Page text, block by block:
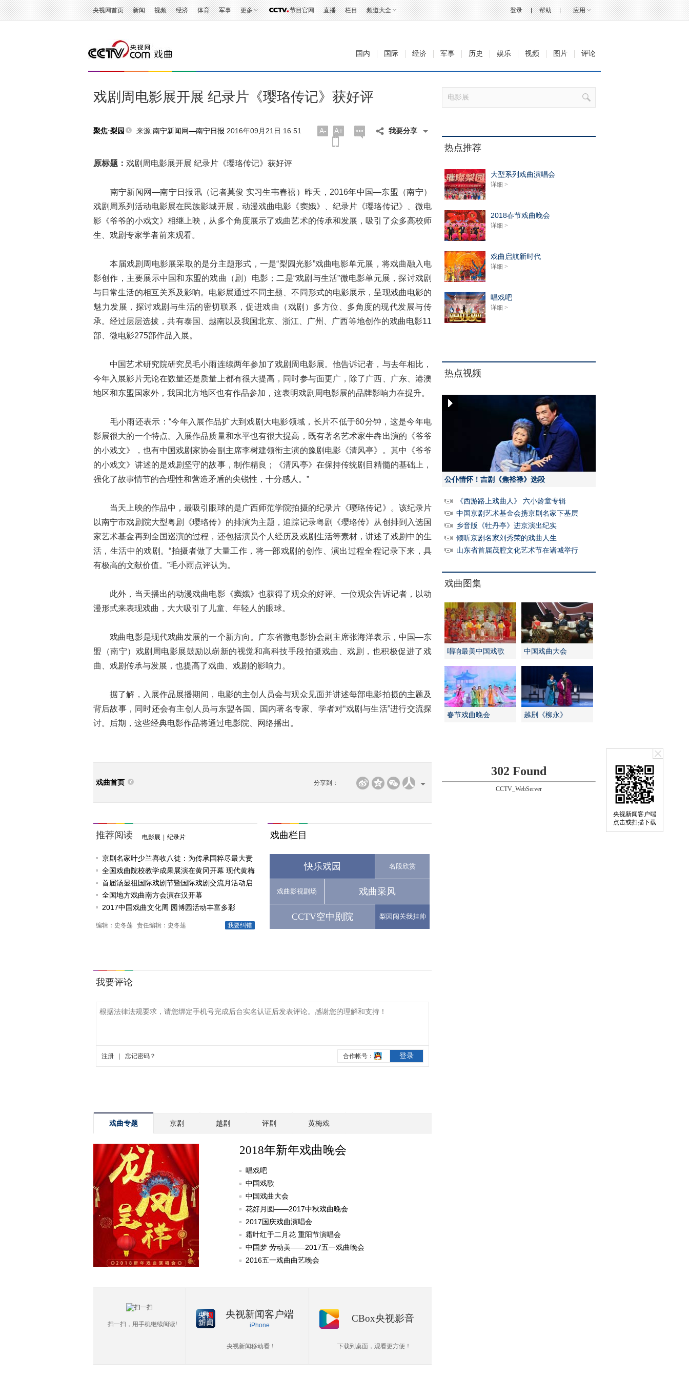
央视新闻客户端
点击或扫描下载
央视网首页 新闻 视频 经济 体育 军事 更多 节目官网 直播 栏目 频道大全 帮助 应用
登录
国内 国际 经济 军事 历史 娱乐 视频 图片 评论
戏剧周电影展开展 纪录片《璎珞传记》获好评
聚焦·梨园 来源:南宁新闻网—南宁日报 2016年09月21日 16:51 A- A+ 我要分享
原标题： 戏剧周电影展开展 纪录片《璎珞传记》获好评
南宁新闻网—南宁日报讯（记者莫俊 实习生韦春禧）昨天，2016年中国—东盟（南宁）
戏剧周系列活动电影展在民族影城开展，动漫戏曲电影《窦娥》、纪录片《璎珞传记》、微电
影《爷爷的小戏文》相继上映，从多个角度展示了戏曲艺术的传承和发展，吸引了众多高校师
生、戏剧专家学者前来观看。
本届戏剧周电影展采取的是分主题形式，一是“梨园光影”戏曲电影单元展，将戏曲融入电
影创作，主要展示中国和东盟的戏曲（剧）电影；二是“戏剧与生活”微电影单元展，探讨戏剧
与日常生活的相互关系及影响。电影展通过不同主题、不同形式的电影展示，呈现戏曲电影的
魅力发展，探讨戏剧与生活的密切联系，促进戏曲（戏剧）多方位、多角度的现代发展与传
承。经过层层选拔，共有泰国、越南以及我国北京、浙江、广州、广西等地创作的戏曲电影11
部、微电影275部作品入展。
中国艺术研究院研究员毛小雨连续两年参加了戏剧周电影展。他告诉记者，与去年相比，
今年入展影片无论在数量还是质量上都有很大提高，同时参与面更广，除了广西、广东、港澳
地区和东盟国家外，我国北方地区也有作品参加，这表明戏剧周电影展的品牌影响力在提升。
毛小雨还表示：“今年入展作品扩大到戏剧大电影领域，长片不低于60分钟，这是今年电
影展很大的一个特点。入展作品质量和水平也有很大提高，既有著名艺术家牛犇出演的《爷爷
的小戏文》，也有中国戏剧家协会副主席李树建领衔主演的豫剧电影《清风亭》。其中《爷爷
的小戏文》讲述的是戏剧坚守的故事，制作精良；《清风亭》在保持传统剧目精髓的基础上，
强化了故事情节的合理性和营造矛盾的尖锐性，十分感人。”
当天上映的作品中，最吸引眼球的是广西师范学院拍摄的纪录片《璎珞传记》。该纪录片
以南宁市戏剧院大型粤剧《璎珞传》的排演为主题，追踪记录粤剧《璎珞传》从创排到入选国
家艺术基金再到全国巡演的过程，还包括演员个人经历及戏剧生活等素材，讲述了戏剧中的生
活，生活中的戏剧。“拍摄者做了大量工作，将一部戏剧的创作、演出过程全程记录下来，具
有极高的文献价值。”毛小雨点评认为。
此外，当天播出的动漫戏曲电影《窦娥》也获得了观众的好评。一位观众告诉记者，以动
漫形式来表现戏曲，大大吸引了儿童、年轻人的眼球。
戏曲电影是现代戏曲发展的一个新方向。广东省微电影协会副主席张海洋表示，中国—东
盟（南宁）戏剧周电影展鼓励以崭新的视觉和高科技手段拍摄戏曲、戏剧，也积极促进了戏
曲、戏剧传承与发展，也提高了戏曲、戏剧的影响力。
据了解，入展作品展播期间，电影的主创人员会与观众见面并讲述每部电影拍摄的主题及
背后故事，同时还会有主创人员与东盟各国、国内著名专家、学者对“戏剧与生活”进行交流探
讨。后期，这些经典电影作品将通过电影院、网络播出。
戏曲首页 分享到：
推荐阅读 电影展 纪录片
京剧名家叶少兰喜收八徒：为传承国粹尽最大责
任
全国戏曲院校教学成果展演在黄冈开幕 现代黄梅
戏《槐花谣》倾情..
首届汤显祖国际戏剧节暨国际戏剧交流月活动启
动
全国地方戏曲南方会演在汉开幕
2017中国戏曲文化周 园博园活动丰富多彩
我要纠错
编辑：史冬莲 责任编辑：史冬莲
戏曲栏目
快乐戏园 名段欣赏
戏曲影视剧场 戏曲采风
CCTV空中剧院 梨园闯关我挂帅
戏曲专题 京剧 越剧 评剧 黄梅戏
2018年新年戏曲晚会
唱戏吧
中国戏歌
中国戏曲大会
花好月圆——2017中秋戏曲晚会
2017国庆戏曲演唱会
霜叶红于二月花 重阳节演唱会
中国梦 劳动美——2017五一戏曲晚会
2016五一戏曲曲艺晚会
扫一扫，用手机继续阅读!
央视新闻客户端
iPhone
央视新闻移动看！
CBox央视影音
下载到桌面，观看更方便！
热点推荐
大型系列戏曲演唱会
详细 >
2018春节戏曲晚会
详细 >
戏曲启航新时代
详细 >
唱戏吧
详细 >
热点视频
公仆情怀！吉剧《焦裕禄》选段
《西游路上戏曲人》 六小龄童专辑
中国京剧艺术基金会携京剧名家下基层
乡音版《牡丹亭》进京演出纪实
倾听京剧名家刘秀荣的戏曲人生
山东省首届茂腔文化艺术节在诸城举行
戏曲图集
唱响最美中国戏歌 中国戏曲大会
春节戏曲晚会 越剧《柳永》
302 Found
CCTV_WebServer